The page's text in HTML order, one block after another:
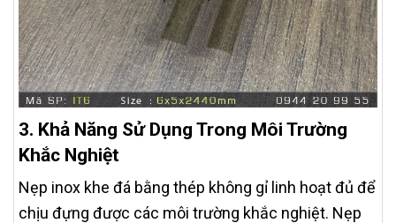
3. Khả Năng Sử Dụng Trong Môi Trường
Khắc Nghiệt
Nẹp inox khe đá bằng thép không gỉ linh hoạt đủ để
chịu đựng được các môi trường khắc nghiệt. Nẹp